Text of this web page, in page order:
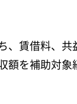
賃借料、
を補助対象